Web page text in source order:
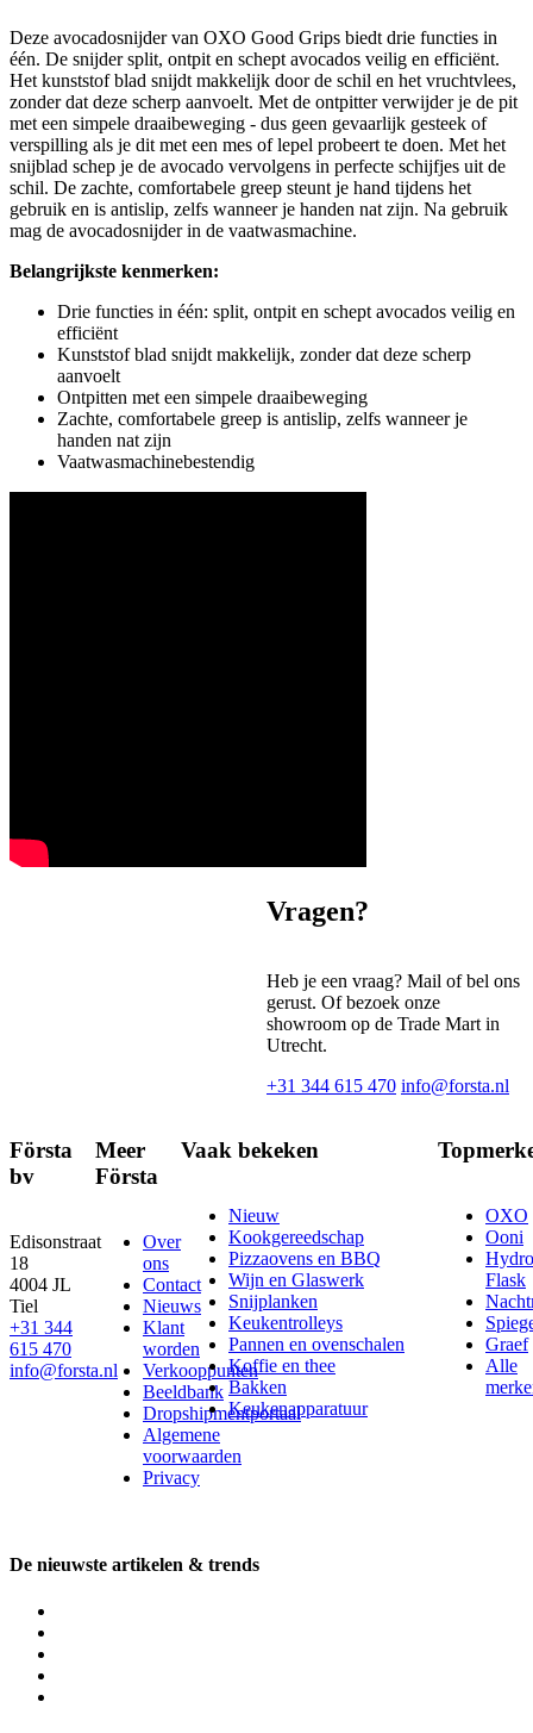
Deze avocadosnijder van OXO Good Grips biedt drie functies in
één. De snijder split, ontpit en schept avocados veilig en efficiënt.
Het kunststof blad snijdt makkelijk door de schil en het vruchtvlees,
zonder dat deze scherp aanvoelt. Met de ontpitter verwijder je de pit
met een simpele draaibeweging - dus geen gevaarlijk gesteek of
verspilling als je dit met een mes of lepel probeert te doen. Met het
snijblad schep je de avocado vervolgens in perfecte schijfjes uit de
schil. De zachte, comfortabele greep steunt je hand tijdens het
gebruik en is antislip, zelfs wanneer je handen nat zijn. Na gebruik
mag de avocadosnijder in de vaatwasmachine.
Belangrijkste kenmerken:
Drie functies in één: split, ontpit en schept avocados veilig en
efficiënt
Kunststof blad snijdt makkelijk, zonder dat deze scherp
aanvoelt
Ontpitten met een simpele draaibeweging
Zachte, comfortabele greep is antislip, zelfs wanneer je
handen nat zijn
Vaatwasmachinebestendig
Vragen?
Heb je een vraag? Mail of bel ons
gerust. Of bezoek onze
showroom op de Trade Mart in
Utrecht.
+31 344 615 470 info@forsta.nl
Första
bv
Edisonstraat
18
4004 JL
Tiel
+31 344
615 470
info@forsta.nl
Meer
Första
Over
ons
Contact
Nieuws
Klant
worden
Verkooppunten
Beeldbank
Dropshipmentportaal
Algemene
voorwaarden
Privacy
Vaak bekeken
Nieuw
Kookgereedschap
Pizzaovens en BBQ
Wijn en Glaswerk
Snijplanken
Keukentrolleys
Pannen en ovenschalen
Koffie en thee
Bakken
Keukenapparatuur
OXO
Ooni
Hydro
Flask
Graef
Alle
De nieuwste artikelen & trends